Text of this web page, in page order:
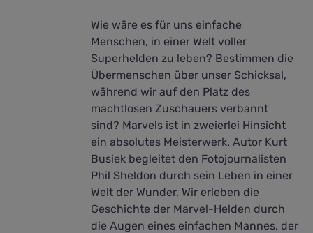
Wie wäre es für uns einfache
Menschen, in einer Welt voller
Superhelden zu leben? Bestimmen die
Übermenschen über unser Schicksal,
während wir auf den Platz des
machtlosen Zuschauers verbannt
sind? Marvels ist in zweierlei Hinsicht
ein absolutes Meisterwerk. Autor Kurt
Busiek begleitet den Fotojournalisten
Phil Sheldon durch sein Leben in einer
Welt der Wunder. Wir erleben die
Geschichte der Marvel-Helden durch
die Augen eines einfachen Mannes, der